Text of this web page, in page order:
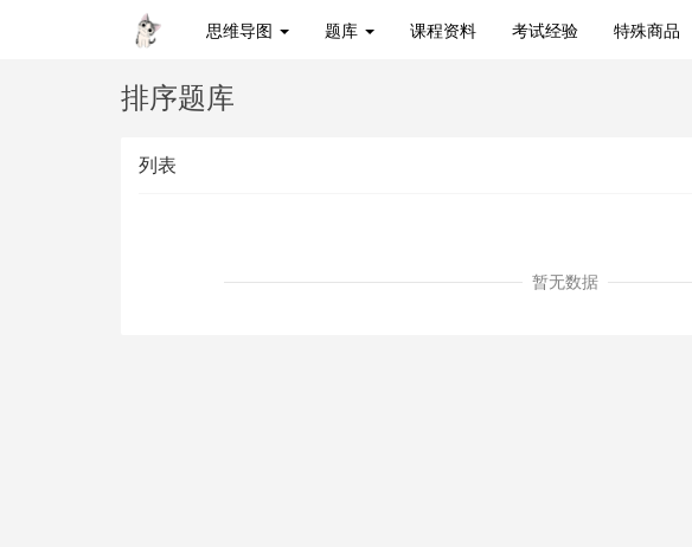
思维导图 题库 课程资料 考试经验 特殊商品
排序题库
列表
暂无数据